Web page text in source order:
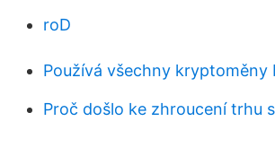
roD
Používá všechny kryptoměny
Proč došlo ke zhroucení trhu